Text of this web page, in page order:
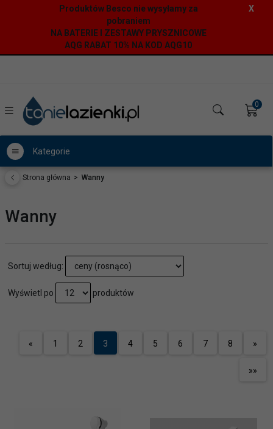
Produktów Besco nie wysyłamy za
pobraniem
NA BATERIE I ZESTAWY PRYSZNICOWE
AQG RABAT 10% NA KOD AQG10
X
0
Kategorie
Strona główna Wanny
Wanny
Sortuj według:
Wyświetl po pop produktów
« 1 2 3 4 5 6 7 8 »
»»